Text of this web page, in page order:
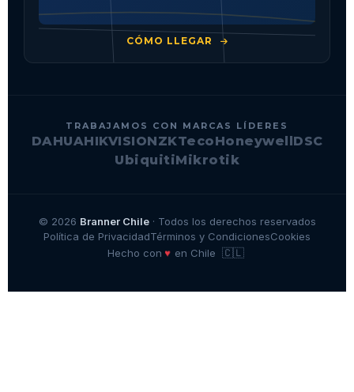
CÓMO LLEGAR
TRABAJAMOS CON MARCAS LÍDERES
DAHUAHIKVISIONZKTecoHoneywellDSC
UbiquitiMikrotik
© 2026 Branner Chile· Todos los derechos reservados
Política de PrivacidadTérminos y CondicionesCookies
Hecho con ♥ en Chile 🇨🇱